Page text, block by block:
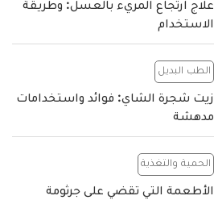
علاج ارتجاع المريء بالعسل: وطريقة
الاستخدام
الطب البديل
زيت شجرة الشاي: فوائد واستخدامات
مدهشة
الحمية والتغذية
الأطعمة التي تقضي على جرثومة